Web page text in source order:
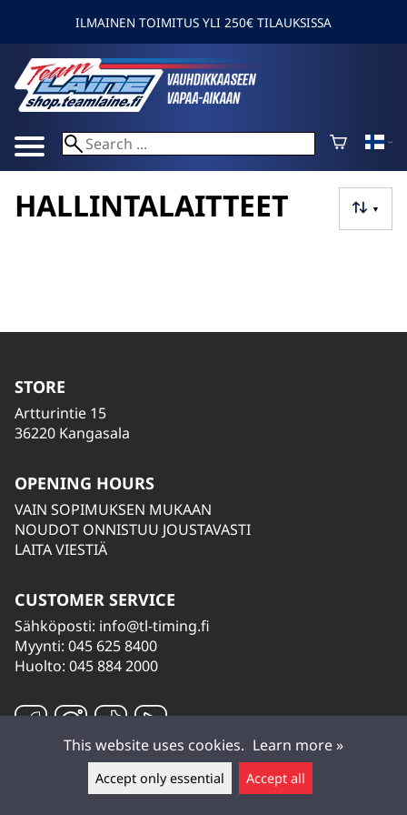
Leave a message ▲
ILMAINEN TOIMITUS YLI 250€ TILAUKSISSA
▼
HALLINTALAITTEET
STORE
Artturintie 15
36220 Kangasala
OPENING HOURS
VAIN SOPIMUKSEN MUKAAN
NOUDOT ONNISTUU JOUSTAVASTI
LAITA VIESTIÄ
CUSTOMER SERVICE
Sähköposti: info@tl-timing.fi
Myynti: 045 625 8400
Huolto: 045 884 2000
This website uses cookies. Learn more »
Accept only essential Accept all